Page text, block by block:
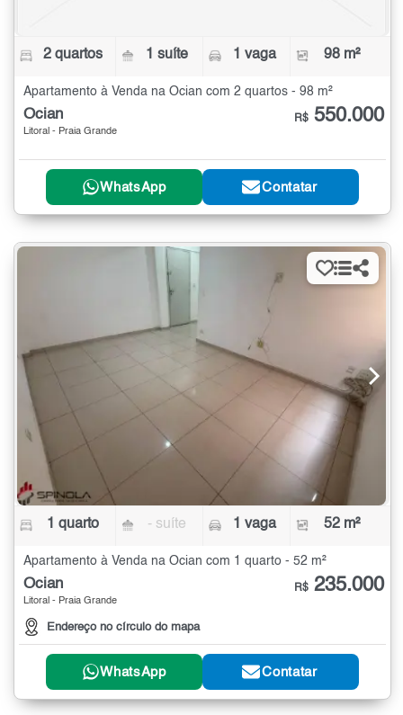
2 quartos 1 suíte 1 vaga 98 m²
Apartamento à Venda na Ocian com 2 quartos - 98 m²
Ocian
Litoral - Praia Grande
R$ 550.000
WhatsApp Contatar
1 quarto - suíte 1 vaga 52 m²
Apartamento à Venda na Ocian com 1 quarto - 52 m²
Ocian
Litoral - Praia Grande
Endereço no círculo do mapa
R$ 235.000
WhatsApp Contatar